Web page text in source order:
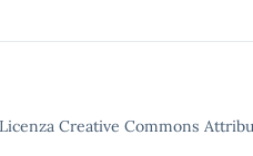
Creative Commons